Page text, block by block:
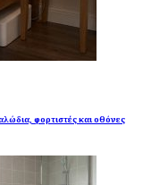
φορτιστές και οθόνες